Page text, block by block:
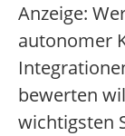
Anzeige:
autonomer
bewerten
wichtigsten